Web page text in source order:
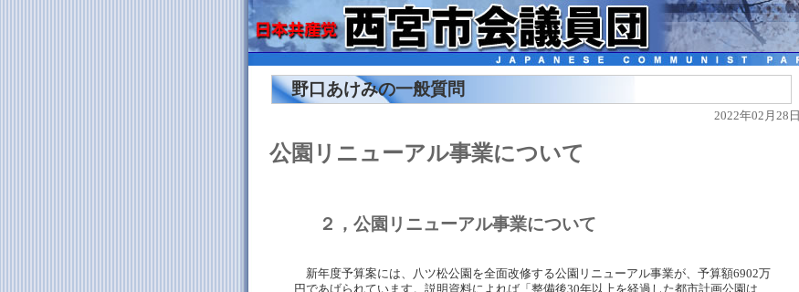
野口あけみの一般質問
2022年02月28日
公園リニューアル事業について
２，公園リニューアル事業について
新年度予算案には、八ツ松公園を全面改修する公園リニューアル事業が、予算額6902万
円であげられています。説明資料によれば「整備後30年以上を経過した都市計画公園は、